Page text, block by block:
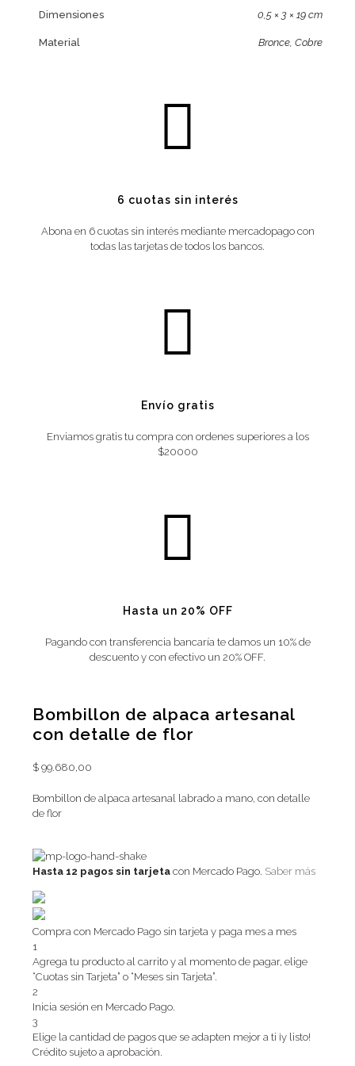
Dimensiones 0,5 × 3 × 19 cm
Material Bronce, Cobre
6 cuotas sin interés
Abona en 6 cuotas sin interés mediante mercadopago con
todas las tarjetas de todos los bancos.
Envío gratis
Enviamos gratis tu compra con ordenes superiores a los
$20000
Hasta un 20% OFF
Pagando con transferencia bancaría te damos un 10% de
descuento y con efectivo un 20% OFF.
Bombillon de alpaca artesanal
con detalle de flor
$99.680,00
Bombillon de alpaca artesanal labrado a mano, con detalle
de flor
Hasta 12 pagos sin tarjetacon Mercado Pago. Saber más
Compra con Mercado Pago sin tarjeta y paga mes a mes
1
Agrega tu producto al carrito y al momento de pagar, elige
“Cuotas sin Tarjeta” o “Meses sin Tarjeta”.
2
Inicia sesión en Mercado Pago.
3
Elige la cantidad de pagos que se adapten mejor a ti ¡y listo!
Crédito sujeto a aprobación.